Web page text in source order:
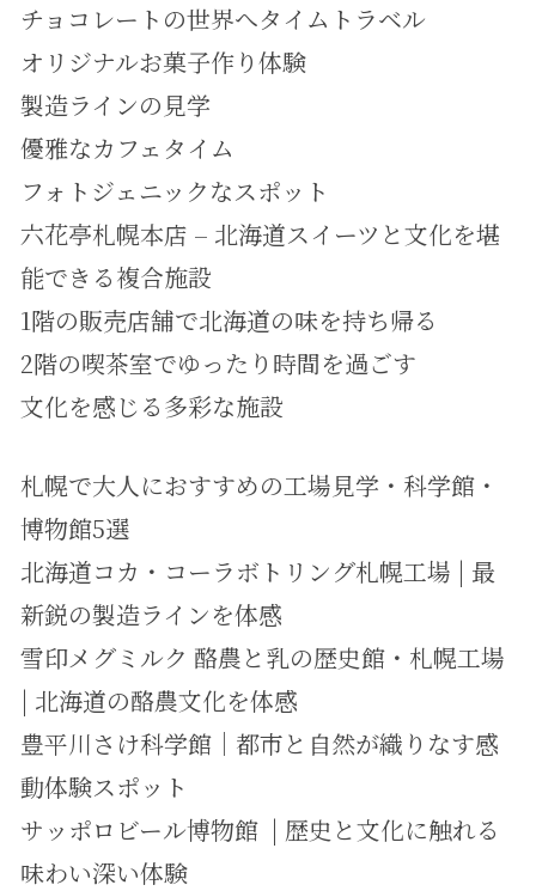
チョコレートの世界へタイムトラベル
オリジナルお菓子作り体験
製造ラインの見学
優雅なカフェタイム
フォトジェニックなスポット
六花亭札幌本店 – 北海道スイーツと文化を堪
能できる複合施設
1階の販売店舗で北海道の味を持ち帰る
2階の喫茶室でゆったり時間を過ごす
文化を感じる多彩な施設
札幌で大人におすすめの工場見学・科学館・
博物館5選
北海道コカ・コーラボトリング札幌工場 | 最
新鋭の製造ラインを体感
雪印メグミルク 酪農と乳の歴史館・札幌工場
| 北海道の酪農文化を体感
豊平川さけ科学館｜都市と自然が織りなす感
動体験スポット
サッポロビール博物館 | 歴史と文化に触れる
味わい深い体験